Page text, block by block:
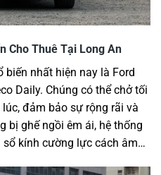
Cho Thuê Tại Long An
biến nhất hiện nay là Ford
Daily. Chúng có thể chở tối
đảm bảo sự rộng rãi và
bị ghế ngồi êm ái, hệ thống
kính cường lực cách âm…